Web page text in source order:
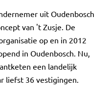
uit Oudenbosch
van 't Zusje. De
op en in 2012
in Oudenbosch. Nu,
een landelijk
liefst 36 vestigingen.